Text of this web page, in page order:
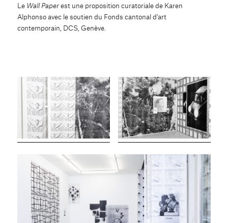
Le Wall Paperest une proposition curatoriale de Karen
Alphonso avec le soutien du Fonds cantonal d’art
contemporain, DCS, Genève.